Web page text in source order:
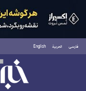
فارسی العربية English
دوشنبه ۱۹ مرداد ۱۴۰۵